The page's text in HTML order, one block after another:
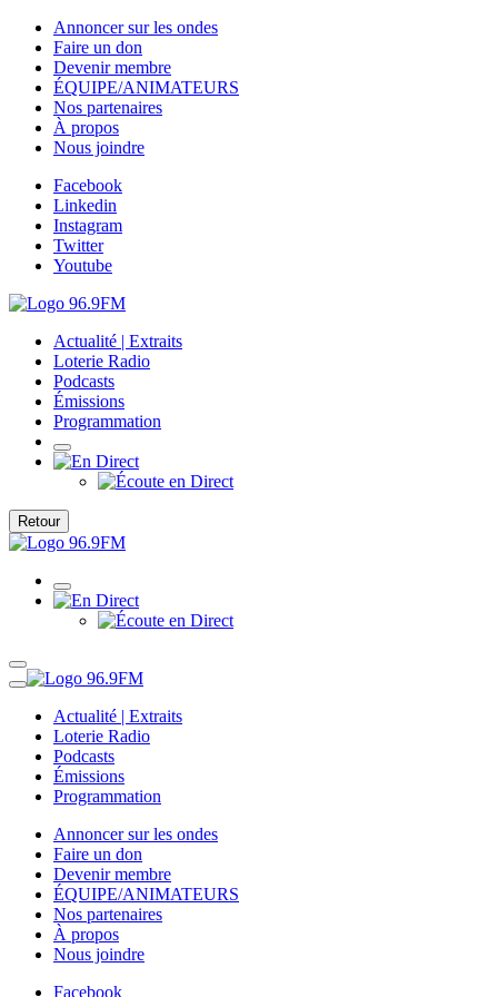
Annoncer sur les ondes
Faire un don
Devenir membre
ÉQUIPE/ANIMATEURS
Nos partenaires
À propos
Nous joindre
Facebook
Linkedin
Instagram
Twitter
Youtube
Actualité | Extraits
Loterie Radio
Podcasts
Émissions
Programmation
Retour
Actualité | Extraits
Loterie Radio
Podcasts
Émissions
Programmation
Annoncer sur les ondes
Faire un don
Devenir membre
ÉQUIPE/ANIMATEURS
Nos partenaires
À propos
Nous joindre
Facebook